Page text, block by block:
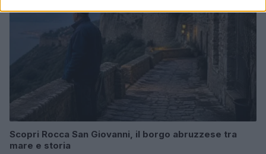
Scopri Rocca San Giovanni, il borgo abruzzese tra
mare e storia